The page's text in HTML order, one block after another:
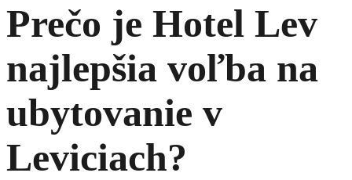
Prečo je Hotel Lev
najlepšia voľba na
ubytovanie v
Leviciach?